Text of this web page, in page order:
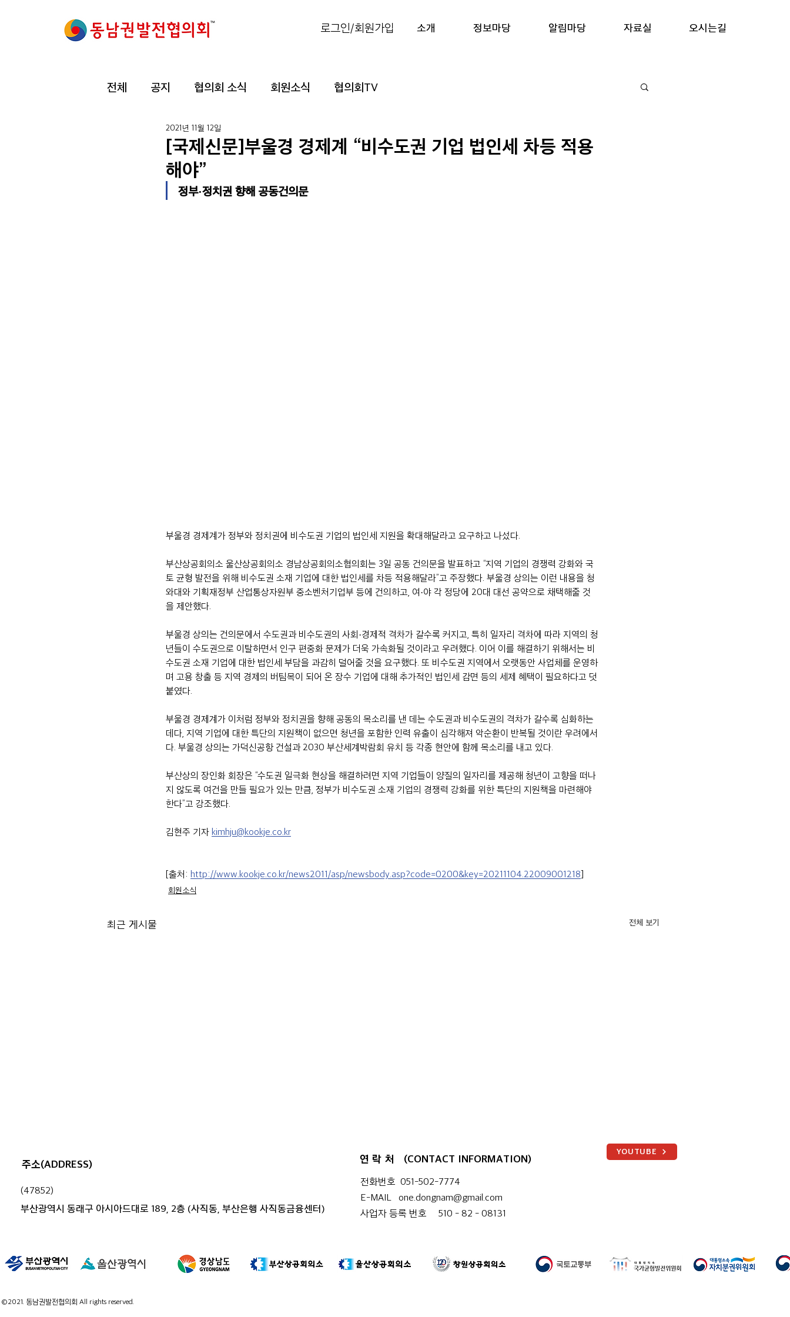
소개 정보마당 알림마당 자료실 오시는길
로그인/회원가입
전체 공지 협의회 소식 회원소식 협의회TV
[국제신문]부울경 경제계 “비수도권 기업 법인세 차등 적용
해야”
2021년 11월 12일
정부·정치권 향해 공동건의문
부울경 경제계가 정부와 정치권에 비수도권 기업의 법인세 지원을 확대해달라고 요구하고 나섰다.
부산상공회의소 울산상공회의소 경남상공회의소협의회는 3일 공동 건의문을 발표하고 “지역 기업의 경쟁력 강화와 국
토 균형 발전을 위해 비수도권 소재 기업에 대한 법인세를 차등 적용해달라”고 주장했다. 부울경 상의는 이런 내용을 청
와대와 기획재정부 산업통상자원부 중소벤처기업부 등에 건의하고, 여·야 각 정당에 20대 대선 공약으로 채택해줄 것
을 제안했다.
부울경 상의는 건의문에서 수도권과 비수도권의 사회·경제적 격차가 갈수록 커지고, 특히 일자리 격차에 따라 지역의 청
년들이 수도권으로 이탈하면서 인구 편중화 문제가 더욱 가속화될 것이라고 우려했다. 이어 이를 해결하기 위해서는 비
수도권 소재 기업에 대한 법인세 부담을 과감히 덜어줄 것을 요구했다. 또 비수도권 지역에서 오랫동안 사업체를 운영하
며 고용 창출 등 지역 경제의 버팀목이 되어 온 장수 기업에 대해 추가적인 법인세 감면 등의 세제 혜택이 필요하다고 덧
붙였다.
부울경 경제계가 이처럼 정부와 정치권을 향해 공동의 목소리를 낸 데는 수도권과 비수도권의 격차가 갈수록 심화하는
데다, 지역 기업에 대한 특단의 지원책이 없으면 청년을 포함한 인력 유출이 심각해져 악순환이 반복될 것이란 우려에서
다. 부울경 상의는 가덕신공항 건설과 2030 부산세계박람회 유치 등 각종 현안에 함께 목소리를 내고 있다.
부산상의 장인화 회장은 “수도권 일극화 현상을 해결하려면 지역 기업들이 양질의 일자리를 제공해 청년이 고향을 떠나
지 않도록 여건을 만들 필요가 있는 만큼, 정부가 비수도권 소재 기업의 경쟁력 강화를 위한 특단의 지원책을 마련해야
한다”고 강조했다.
김현주 기자 kimhju@kookje.co.kr
[출처: http://www.kookje.co.kr/news2011/asp/newsbody.asp?code=0200&key=20211104.22009001218]
회원소식
최근 게시물 전체 보기
부산.경남 행정 통합, 시민과 함께
부산경남 행정통합 시도민 7차 토
론회가 부산도서관(서부권)에서
토론회 통영서 열렸다
주소(ADDRESS)
(47852)
부산광역시 동래구 아시아드대로 189, 2층 (사직동, 부산은행 사직동금융센터)
연락처 (CONTACT INFORMATION)
YOUTUBE
전화번호 051-502-7774
E-MAIL one.dongnam@gmail.com
사업자 등록 번호 510 - 82 - 08131​
©2021. 동남권발전협의회 All rights reserved.